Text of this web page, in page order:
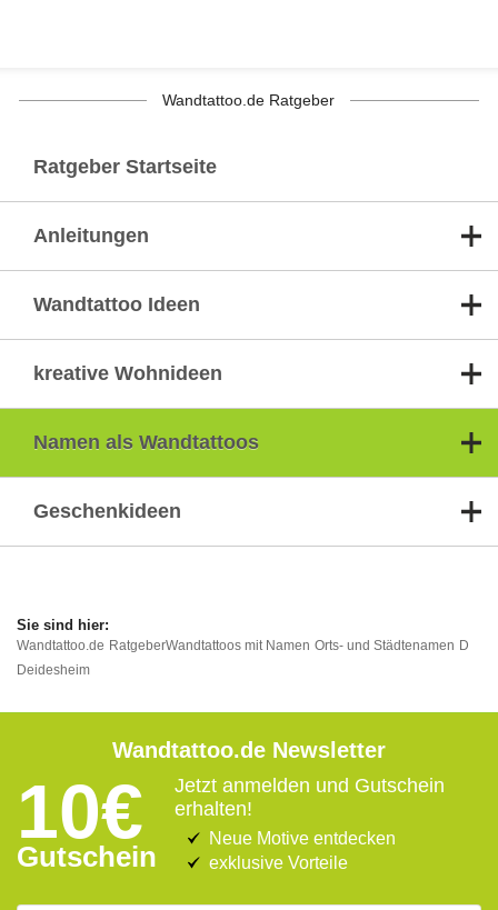
Wandtattoo.de Ratgeber
Ratgeber Startseite
Anleitungen
Wandtattoo Ideen
kreative Wohnideen
Namen als Wandtattoos
Geschenkideen
Wandtattoo.de RatgeberWandtattoos mit Namen Orts- und Städtenamen D
Deidesheim
Wandtattoo.de Newsletter
10€
Gutschein
Jetzt anmelden und Gutschein
erhalten!
Neue Motive entdecken
exklusive Vorteile